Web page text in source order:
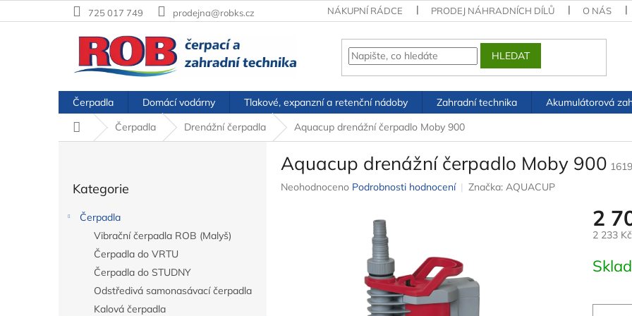
na
725 017 749 prodejna@robks.cz NÁKUPNÍ RÁDCE PRODEJ NÁHRADNÍCH DÍLŮ O NÁS
HLEDAT
Čerpadla Domácí vodárny Tlakové, expanzní a retenční nádoby Zahradní technika Akumulátorová
Domů
Čerpadla Drenážní čerpadla Aquacup drenážní čerpadlo Moby 900
kategorie
Kategorie
Čerpadla
Vibrační čerpadla ROB (Malyš)
Čerpadla do VRTU
Čerpadla do STUDNY
Odstředivá samonasávací čerpadla
Kalová čerpadla
Aquacup drenážní čerpadlo Moby 900
Průměrné
Neohodnoceno Podrobnosti hodnocení Značka: AQUACUP
2
2 233
cena: